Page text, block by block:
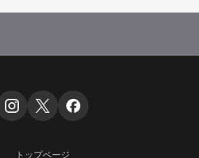
トップページ